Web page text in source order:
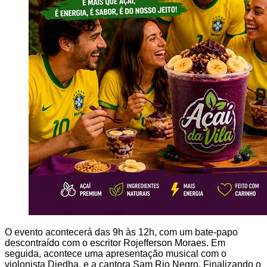
O evento acontecerá das 9h às 12h, com um bate-papo
descontraído com o escritor Rojefferson Moraes. Em
seguida, acontece uma apresentação musical com o
violonista Djedha, e a cantora Sam Rio Negro. Finalizando o